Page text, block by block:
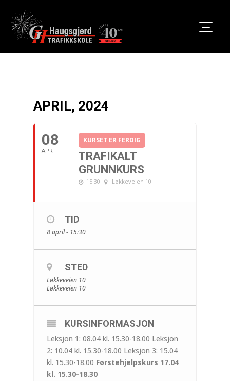
APRIL, 2024
08
APR
KURSET ER FERDIG
TRAFIKALT
GRUNNKURS
15:30 Løkkeveien 10
TID
8 april - 15:30
STED
Løkkeveien 10
Løkkeveien 10
KURSINFORMASJON
Leksjon 1: 08.04 kl. 15.30-18.00 Leksjon
2: 10.04 kl. 15.30-18.00 Leksjon 3: 15.04
kl. 15.30-18.00 Førstehjelpskurs 17.04
kl. 15.30-18.30